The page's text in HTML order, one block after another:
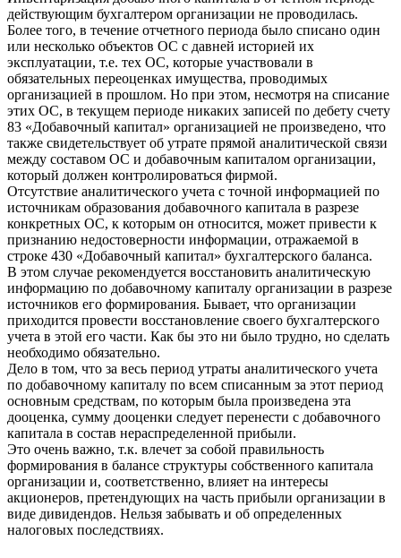
действующим бухгалтером организации не проводилась.
Более того, в течение отчетного периода было списано один
или несколько объектов ОС с давней историей их
эксплуатации, т.е. тех ОС, которые участвовали в
обязательных переоценках имущества, проводимых
организацией в прошлом. Но при этом, несмотря на списание
этих ОС, в текущем периоде никаких записей по дебету счету
83 «Добавочный капитал» организацией не произведено, что
также свидетельствует об утрате прямой аналитической связи
между составом ОС и добавочным капиталом организации,
который должен контролироваться фирмой.
Отсутствие аналитического учета с точной информацией по
источникам образования добавочного капитала в разрезе
конкретных ОС, к которым он относится, может привести к
признанию недостоверности информации, отражаемой в
строке 430 «Добавочный капитал» бухгалтерского баланса.
В этом случае рекомендуется восстановить аналитическую
информацию по добавочному капиталу организации в разрезе
источников его формирования. Бывает, что организации
приходится провести восстановление своего бухгалтерского
учета в этой его части. Как бы это ни было трудно, но сделать
необходимо обязательно.
Дело в том, что за весь период утраты аналитического учета
по добавочному капиталу по всем списанным за этот период
основным средствам, по которым была произведена эта
дооценка, сумму дооценки следует перенести с добавочного
капитала в состав нераспределенной прибыли.
Это очень важно, т.к. влечет за собой правильность
формирования в балансе структуры собственного капитала
организации и, соответственно, влияет на интересы
акционеров, претендующих на часть прибыли организации в
виде дивидендов. Нельзя забывать и об определенных
налоговых последствиях.